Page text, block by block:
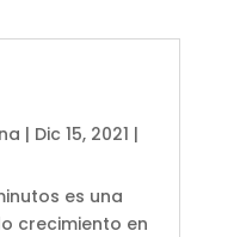
| Dic 15, 2021 |
es una
crecimiento en